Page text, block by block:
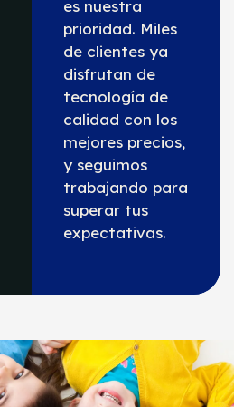
es nuestra
prioridad. Miles
de clientes ya
disfrutan de
tecnología de
calidad con los
mejores precios,
y seguimos
trabajando para
superar tus
expectativas.